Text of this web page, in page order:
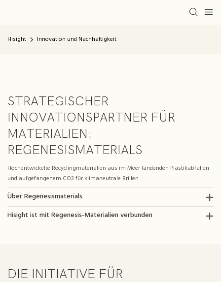
Hisight Innovation und Nachhaltigkeit
STRATEGISCHER
INNOVATIONSPARTNER FÜR
MATERIALIEN:
REGENESISMATERIALS
Hochentwickelte Recyclingmaterialien aus im Meer landenden Plastikabfällen
und aufgefangenem CO2 für klimaneutrale Brillen
Über Regenesismaterials
Hisight ist mit Regenesis-Materialien verbunden
DIE INITIATIVE FÜR